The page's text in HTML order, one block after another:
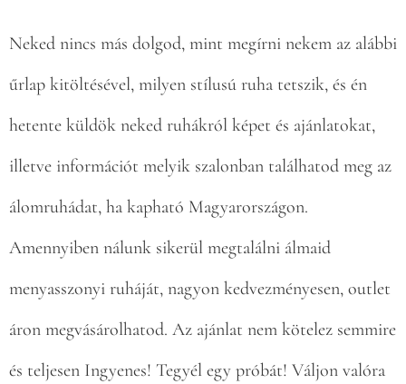
Neked nincs más dolgod, mint megírni nekem az alábbi
űrlap kitöltésével, milyen stílusú ruha tetszik, és én
hetente küldök neked ruhákról képet és ajánlatokat,
illetve információt melyik szalonban találhatod meg az
álomruhádat, ha kapható Magyarországon.
Amennyiben nálunk sikerül megtalálni álmaid
menyasszonyi ruháját, nagyon kedvezményesen, outlet
áron megvásárolhatod. Az ajánlat nem kötelez semmire
és teljesen Ingyenes! Tegyél egy próbát! Váljon valóra